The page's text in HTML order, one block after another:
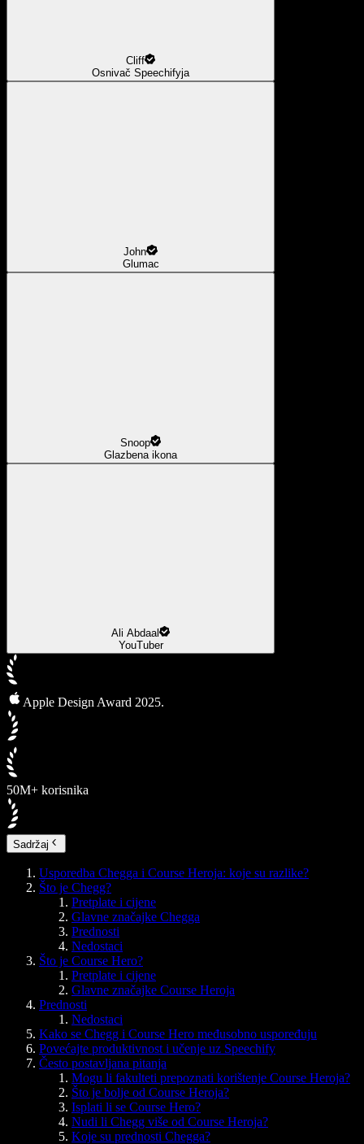
Cliff
Osnivač Speechifyja
John
Glumac
Snoop
Glazbena ikona
Ali Abdaal
YouTuber
Apple Design Award 2025.
50M+ korisnika
Sadržaj
Usporedba Chegga i Course Heroja: koje su razlike?
Što je Chegg?
Pretplate i cijene
Glavne značajke Chegga
Prednosti
Nedostaci
Što je Course Hero?
Pretplate i cijene
Glavne značajke Course Heroja
Prednosti
Nedostaci
Kako se Chegg i Course Hero međusobno uspoređuju
Povećajte produktivnost i učenje uz Speechify
Često postavljana pitanja
Mogu li fakulteti prepoznati korištenje Course Heroja?
Što je bolje od Course Heroja?
Isplati li se Course Hero?
Nudi li Chegg više od Course Heroja?
Koje su prednosti Chegga?